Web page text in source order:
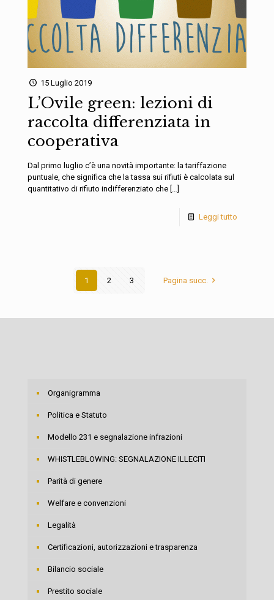
15 Luglio 2019
L’Ovile green: lezioni di
raccolta differenziata in
cooperativa
Dal primo luglio c’è una novità importante: la tariffazione
puntuale, che significa che la tassa sui rifiuti è calcolata sul
quantitativo di rifiuto indifferenziato che […]
Leggi tutto
1 2 3 Pagina succ.
Organigramma
Politica e Statuto
Modello 231 e segnalazione infrazioni
WHISTLEBLOWING: SEGNALAZIONE ILLECITI
Parità di genere
Welfare e convenzioni
Legalità
Certificazioni, autorizzazioni e trasparenza
Bilancio sociale
Prestito sociale